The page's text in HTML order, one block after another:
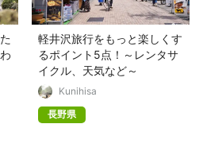
軽井沢旅行をもっと楽しくす
るポイント5点！～レンタサ
イクル、天気など～
Kunihisa
長野県